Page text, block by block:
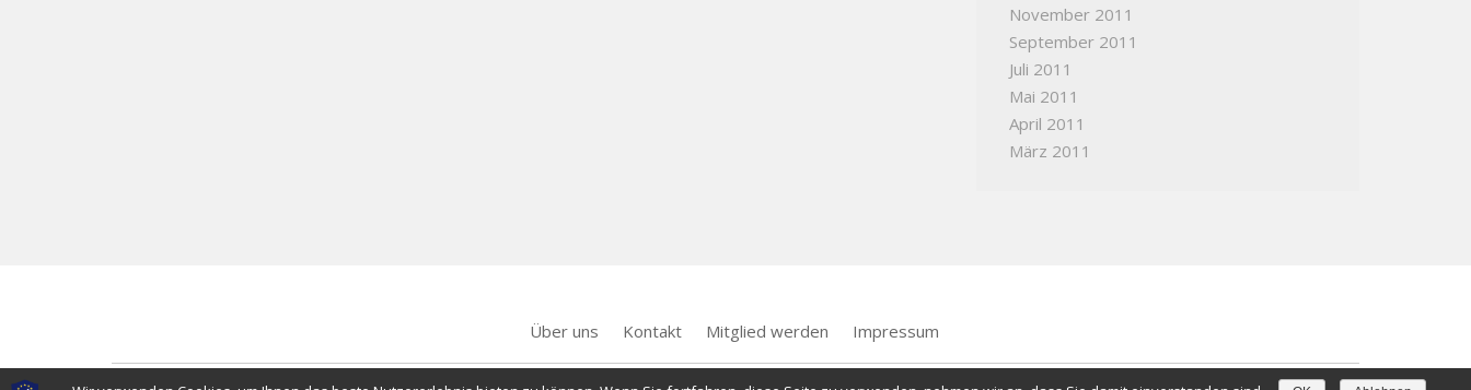
November 2011
September 2011
Juli 2011
Mai 2011
April 2011
März 2011
Über uns Kontakt Mitglied werden Impressum